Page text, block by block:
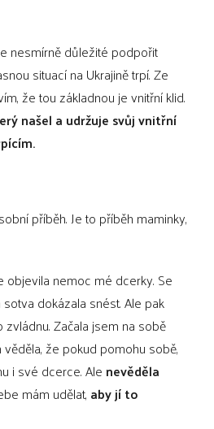
nesmírně důležité podpořit
situací na Ukrajině trpí. Ze
že tou základnou je vnitřní klid.
našel a udržuje svůj vnitřní
příběh. Je to příběh maminky,
objevila nemoc mé dcerky. Se
dokázala snést. Ale pak
Začala jsem na sobě
že pokud pomohu sobě,
i své dcerce. Ale nevěděla
mám udělat, aby jí to